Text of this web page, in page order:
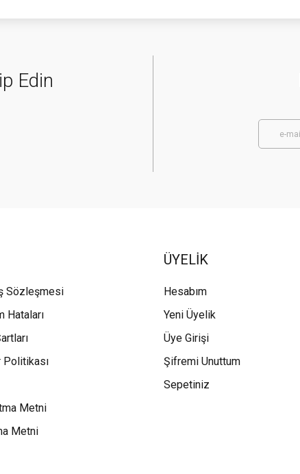
Edin
Sözleşmesi
Hataları
Metni
Metni
ÜYELİK
Hesabım
Yeni Üyelik
Üye Girişi
Şifremi Unuttum
Sepetiniz